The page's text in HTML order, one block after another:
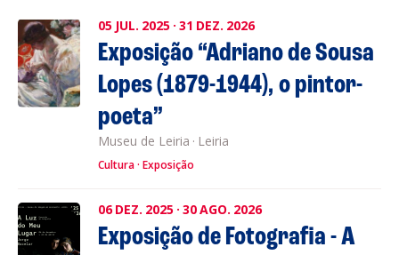
05 JUL. 2025 · 31 DEZ. 2026
Exposição “Adriano de Sousa
Lopes (1879-1944), o pintor-
poeta”
Museu de Leiria · Leiria
Cultura Exposição
06 DEZ. 2025 · 30AGO. 2026
Exposição de Fotografia - A